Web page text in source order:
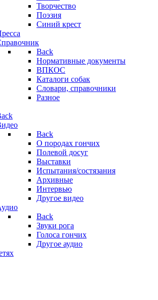
Творчество
Поэзия
Синий крест
Back
Нормативные документы
ВПКОС
Каталоги собак
Словари, справочники
Разное
Back
О породах гончих
Полевой досуг
Выставки
Испытания/состязания
Архивные
Интервью
Другое видео
Back
Звуки рога
Голоса гончих
Другое аудио